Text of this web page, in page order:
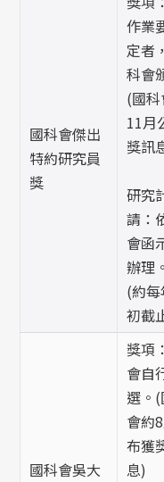
國科會傑出
特約研究員
獎
作業
定者
科會
(國
11月
獎訊
研究
請：
會函
辦理。
(約每
初截
國科會吳大
獎項
會自
選。
會約
布獲
息)